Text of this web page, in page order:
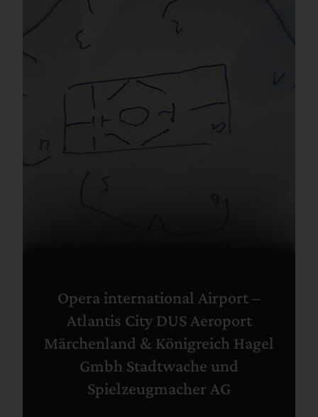
Opera international Airport –
Atlantis City DUS Aeroport
Märchenland & Königreich Hagel
Gmbh Stadtwache und
Spielzeugmacher AG